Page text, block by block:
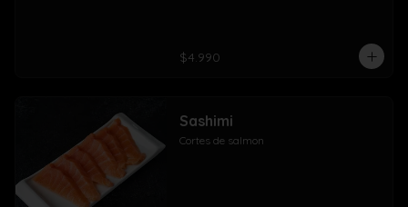
$4.990
Sashimi
Cortes de salmon